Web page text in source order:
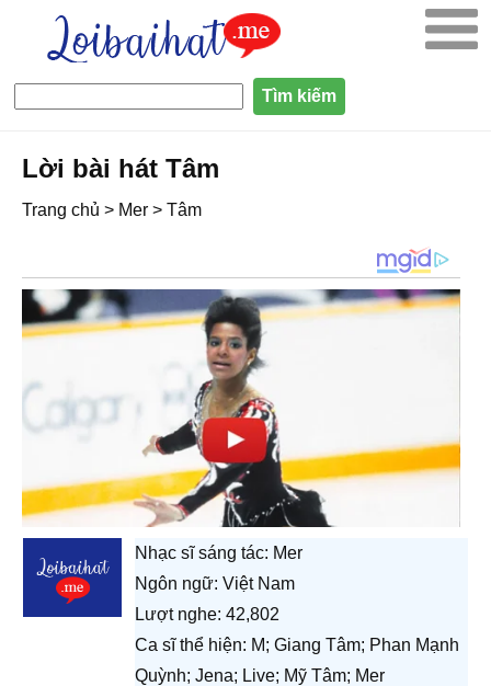
Lời bài hát Tâm
Trang chủ > Mer > Tâm
Nhạc sĩ sáng tác: Mer
Ngôn ngữ: Việt Nam
Lượt nghe: 42,802
Ca sĩ thể hiện: M; Giang Tâm; Phan Mạnh
Quỳnh; Jena; Live; Mỹ Tâm; Mer